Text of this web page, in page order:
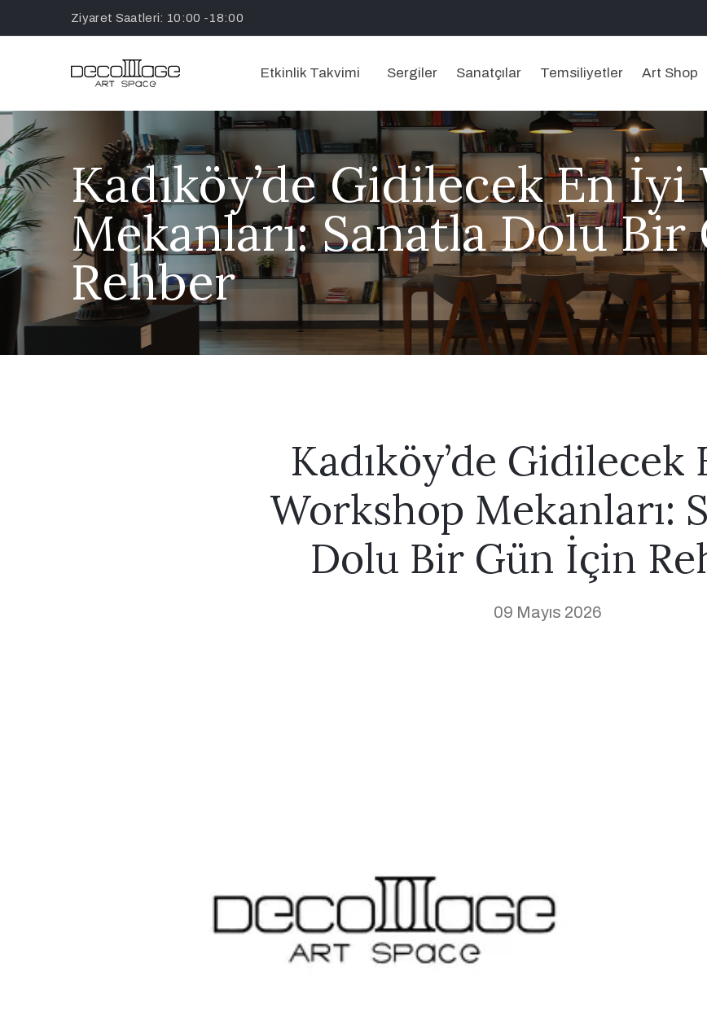
Ziyaret Saatleri: 10:00 -18:00
Etkinlik Takvimi Sergiler Sanatçılar Temsiliyetler Art Shop
Kadıköy’de Gidilecek En
Mekanları: Sanatla Dolu
Rehber
Kadıköy’de Gidilecek
Workshop Mekanları:
Dolu Bir Gün İçin
09 Mayıs 2026